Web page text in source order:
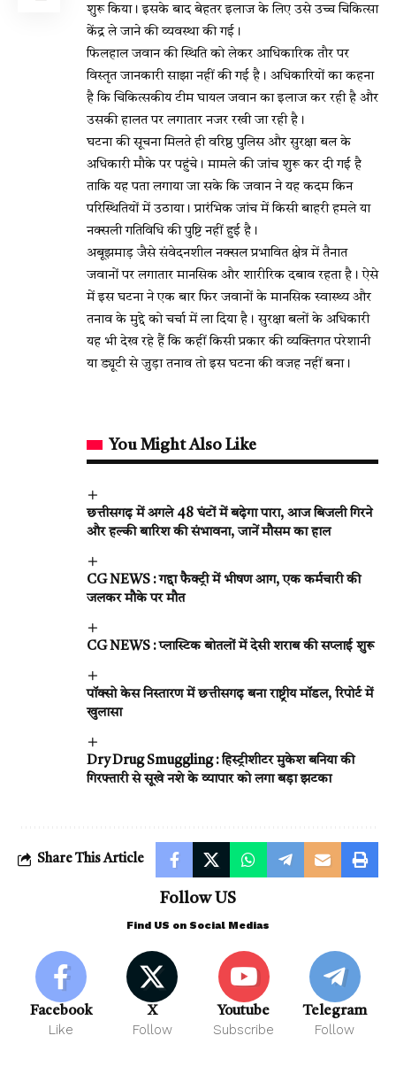
शुरू किया। इसके बाद बेहतर इलाज के लिए उसे उच्च चिकित्सा
केंद्र ले जाने की व्यवस्था की गई।
फिलहाल जवान की स्थिति को लेकर आधिकारिक तौर पर
विस्तृत जानकारी साझा नहीं की गई है। अधिकारियों का कहना
है कि चिकित्सकीय टीम घायल जवान का इलाज कर रही है और
उसकी हालत पर लगातार नजर रखी जा रही है।
घटना की सूचना मिलते ही वरिष्ठ पुलिस और सुरक्षा बल के
अधिकारी मौके पर पहुंचे। मामले की जांच शुरू कर दी गई है
ताकि यह पता लगाया जा सके कि जवान ने यह कदम किन
परिस्थितियों में उठाया। प्रारंभिक जांच में किसी बाहरी हमले या
नक्सली गतिविधि की पुष्टि नहीं हुई है।
अबूझमाड़ जैसे संवेदनशील नक्सल प्रभावित क्षेत्र में तैनात
जवानों पर लगातार मानसिक और शारीरिक दबाव रहता है। ऐसे
में इस घटना ने एक बार फिर जवानों के मानसिक स्वास्थ्य और
तनाव के मुद्दे को चर्चा में ला दिया है। सुरक्षा बलों के अधिकारी
यह भी देख रहे हैं कि कहीं किसी प्रकार की व्यक्तिगत परेशानी
या ड्यूटी से जुड़ा तनाव तो इस घटना की वजह नहीं बना।
You Might Also Like
छत्तीसगढ़ में अगले 48 घंटों में बढ़ेगा पारा, आज बिजली गिरने
और हल्की बारिश की संभावना, जानें मौसम का हाल
CG NEWS : गद्दा फैक्ट्री में भीषण आग, एक कर्मचारी की
जलकर मौके पर मौत
CG NEWS : प्लास्टिक बोतलों में देसी शराब की सप्लाई शुरू
पॉक्सो केस निस्तारण में छत्तीसगढ़ बना राष्ट्रीय मॉडल, रिपोर्ट में
खुलासा
Dry Drug Smuggling : हिस्ट्रीशीटर मुकेश बनिया की
गिरफ्तारी से सूखे नशे के व्यापार को लगा बड़ा झटका
Share This Article
Follow US
Find US on Social Medias
Facebook
Like
X
Follow
Youtube
Subscribe
Telegram
Follow